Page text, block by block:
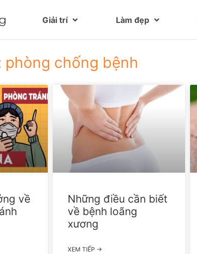
Giải trí Làm đẹp
phòng chống bệnh
về
Những điều cần biết
về bệnh loãng
xương
XEM TIẾP →